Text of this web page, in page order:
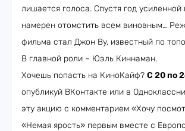
лишается голоса. Спустя год усиленной
намерен отомстить всем виновным…
фильма стал Джон Ву, известный по
В главной роли – Юэль Киннаман.
Хочешь попасть на КиноКайф? С 20 по
опубликуй ВКонтакте или в
эту акцию с комментарием «Хочу
«Немая ярость» первым вместе с